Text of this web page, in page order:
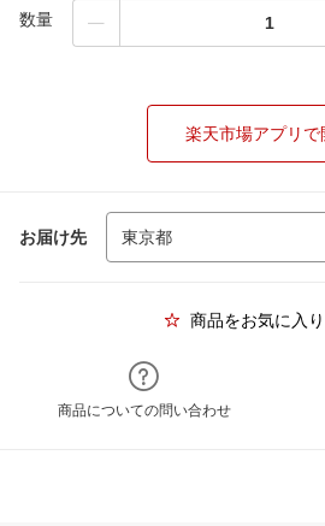
数量
楽天市場アプリで
お届け先
商品をお気に入
商品についての問い合わせ